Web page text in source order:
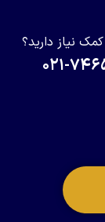
نیاز دارید؟
۷۴۶۵۰